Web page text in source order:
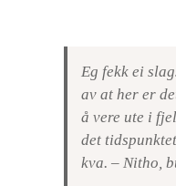
Eg fekk ei
av at her er
å vere ute i
det
kva. – Nitho,